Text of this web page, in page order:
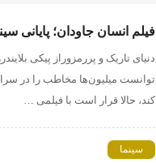
فیلم انسان جاودان؛ پایانی
توانست میلیون‌ها مخاطب را در
کند، حالا قرار است با فیلمی …
سینما